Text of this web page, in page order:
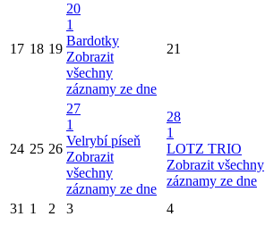
17 18 19
20
1
Bardotky
Zobrazit
všechny
záznamy ze dne
21
24 25 26
27
1
Velrybí píseň
Zobrazit
všechny
záznamy ze dne
28
1
LOTZ TRIO
Zobrazit všechny
záznamy ze dne
31 1 2 3 4